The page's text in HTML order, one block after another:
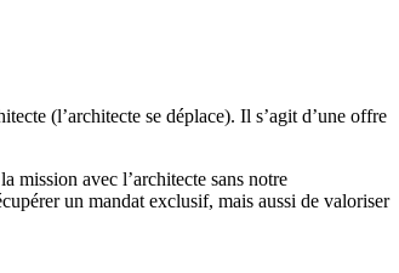
(l’architecte se déplace). Il s’agit d’une offre
mission avec l’architecte sans notre
un mandat exclusif, mais aussi de valoriser